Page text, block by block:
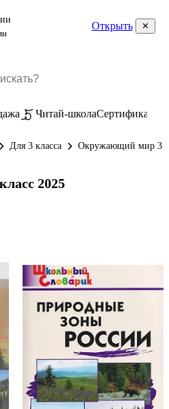
Открыть
Читай-школаСертификаты
Для 3 класса Окружающий мир 3
2025